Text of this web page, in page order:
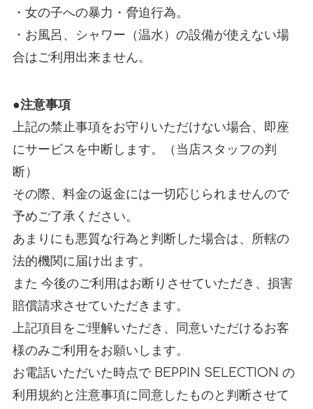
・女の子への暴力・脅迫行為。
・お風呂、シャワー（温水）の設備が使えない場
合はご利用出来ません。
●注意事項
上記の禁止事項をお守りいただけない場合、即座
にサービスを中断します。（当店スタッフの判
断）
その際、料金の返金には一切応じられませんので
予めご了承ください。
あまりにも悪質な行為と判断した場合は、所轄の
法的機関に届け出ます。
また 今後のご利用はお断りさせていただき、損害
賠償請求させていただきます。
上記項目をご理解いただき、同意いただけるお客
様のみご利用をお願いします。
お電話いただいた時点で BEPPIN SELECTION の
利用規約と注意事項に同意したものと判断させて